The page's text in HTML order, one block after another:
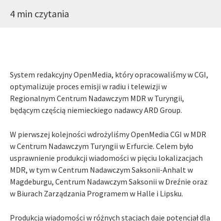
4 min czytania
System redakcyjny OpenMedia, który opracowaliśmy w CGI,
optymalizuje proces emisji w radiu i telewizji w
Regionalnym Centrum Nadawczym MDR w Turyngii,
będącym częścią niemieckiego nadawcy ARD Group.
W pierwszej kolejności wdrożyliśmy OpenMedia CGI w MDR
w Centrum Nadawczym Turyngii w Erfurcie. Celem było
usprawnienie produkcji wiadomości w pięciu lokalizacjach
MDR, w tym w Centrum Nadawczym Saksonii-Anhalt w
Magdeburgu, Centrum Nadawczym Saksonii w Dreźnie oraz
w Biurach Zarządzania Programem w Halle i Lipsku.
Produkcja wiadomości w różnych stacjach daje potencjał dla